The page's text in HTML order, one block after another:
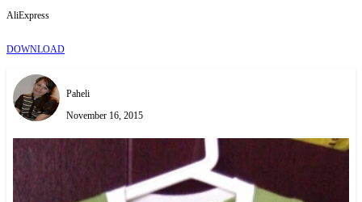
AliExpress
DOWNLOAD
Paheli
November 16, 2015